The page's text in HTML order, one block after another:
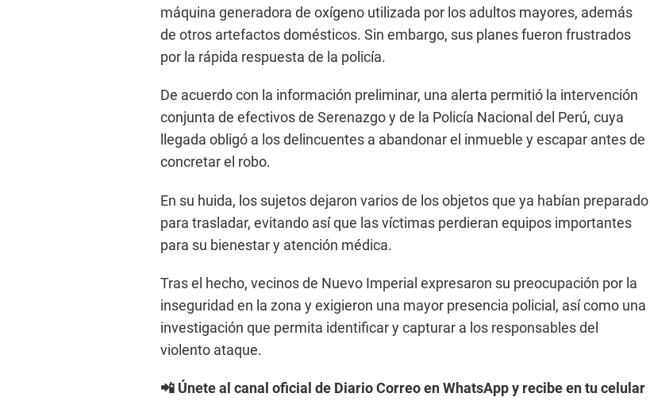
máquina generadora de oxígeno utilizada por los adultos mayores, además
de otros artefactos domésticos. Sin embargo, sus planes fueron frustrados
por la rápida respuesta de la policía.
De acuerdo con la información preliminar, una alerta permitió la intervención
conjunta de efectivos de Serenazgo y de la Policía Nacional del Perú, cuya
llegada obligó a los delincuentes a abandonar el inmueble y escapar antes de
concretar el robo.
En su huida, los sujetos dejaron varios de los objetos que ya habían preparado
para trasladar, evitando así que las víctimas perdieran equipos importantes
para su bienestar y atención médica.
Tras el hecho, vecinos de Nuevo Imperial expresaron su preocupación por la
inseguridad en la zona y exigieron una mayor presencia policial, así como una
investigación que permita identificar y capturar a los responsables del
violento ataque.
📲 Únete al canal oficial de Diario Correo en WhatsApp y recibe en tu celular